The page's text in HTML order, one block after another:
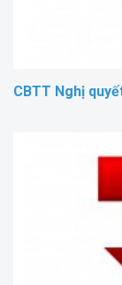
CBTT Nghị